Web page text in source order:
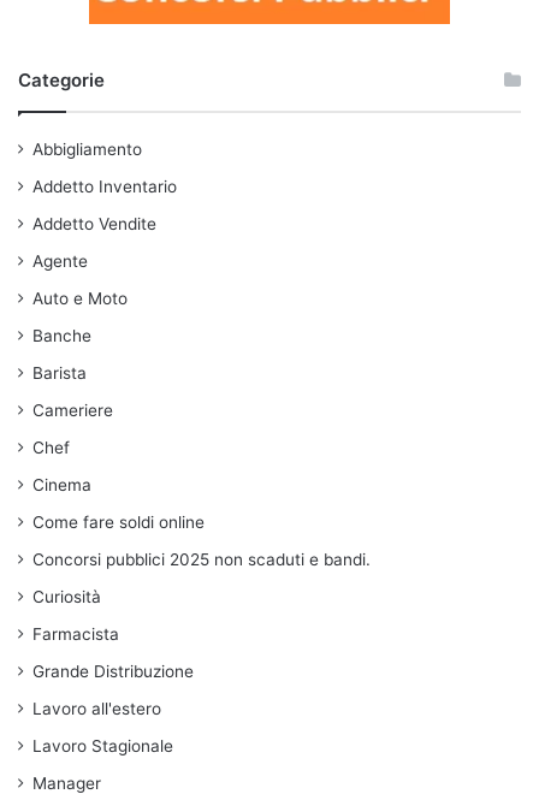
Categorie
Abbigliamento
Addetto Inventario
Addetto Vendite
Agente
Auto e Moto
Banche
Barista
Cameriere
Chef
Cinema
Come fare soldi online
Concorsi pubblici 2025 non scaduti e bandi.
Curiosità
Farmacista
Grande Distribuzione
Lavoro all'estero
Lavoro Stagionale
Manager